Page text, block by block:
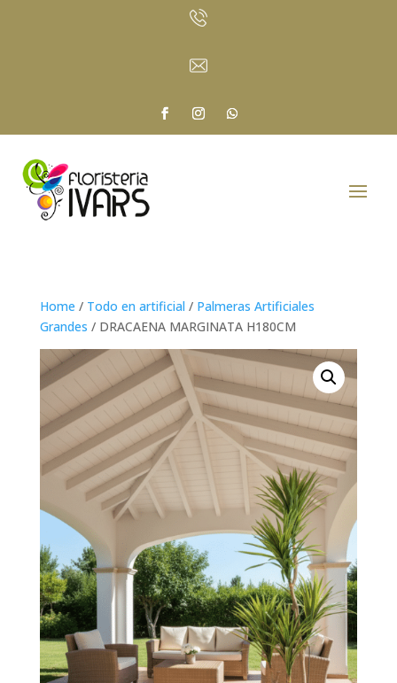
Home / Todo en artificial / Palmeras Artificiales
Grandes / DRACAENA MARGINATA H180CM